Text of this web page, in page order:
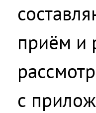
приём и
с